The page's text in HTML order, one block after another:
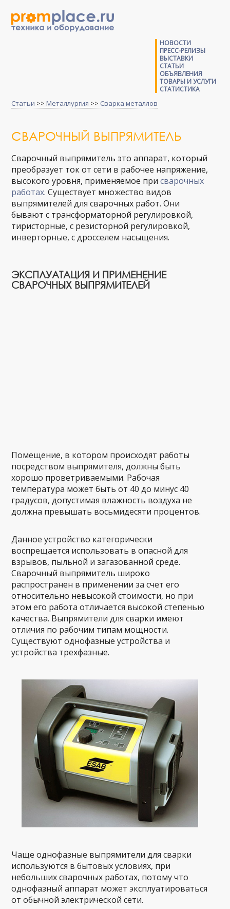
НОВОСТИ
ПРЕСС-РЕЛИЗЫ
ВЫСТАВКИ
СТАТЬИ
ОБЪЯВЛЕНИЯ
ТОВАРЫ И УСЛУГИ
СТАТИСТИКА
Статьи >> Металлургия >> Сварка металлов
СВАРОЧНЫЙ ВЫПРЯМИТЕЛЬ
Сварочный выпрямитель это аппарат, который
преобразует ток от сети в рабочее напряжение,
высокого уровня, применяемое присварочных
работах. Существует множество видов
выпрямителей для сварочных работ. Они
бывают с трансформаторной регулировкой,
тиристорные, с резисторной регулировкой,
инверторные, с дросселем насыщения.
ЭКСПЛУАТАЦИЯ И ПРИМЕНЕНИЕ
СВАРОЧНЫХ ВЫПРЯМИТЕЛЕЙ
Помещение, в котором происходят работы
посредством выпрямителя, должны быть
хорошо проветриваемыми. Рабочая
температура может быть от 40 до минус 40
градусов, допустимая влажность воздуха не
должна превышать восьмидесяти процентов.
Данное устройство категорически
воспрещается использовать в опасной для
взрывов, пыльной и загазованной среде.
Сварочный выпрямитель широко
распространен в применении за счет его
относительно невысокой стоимости, но при
этом его работа отличается высокой степенью
качества. Выпрямители для сварки имеют
отличия по рабочим типам мощности.
Существуют однофазные устройства и
устройства трехфазные.
Чаще однофазные выпрямители для сварки
используются в бытовых условиях, при
небольших сварочных работах, потому что
однофазный аппарат может эксплуатироваться
от обычной электрической сети.